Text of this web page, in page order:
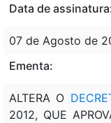
Data de
07 de Agosto de
Ementa:
ALTERA O
2012, QUE